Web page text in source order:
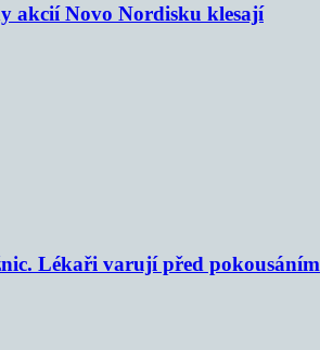
akcií Novo Nordisku klesají
Lékaři varují před pokousáním